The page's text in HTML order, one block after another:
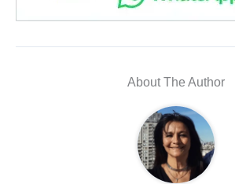
About The Author